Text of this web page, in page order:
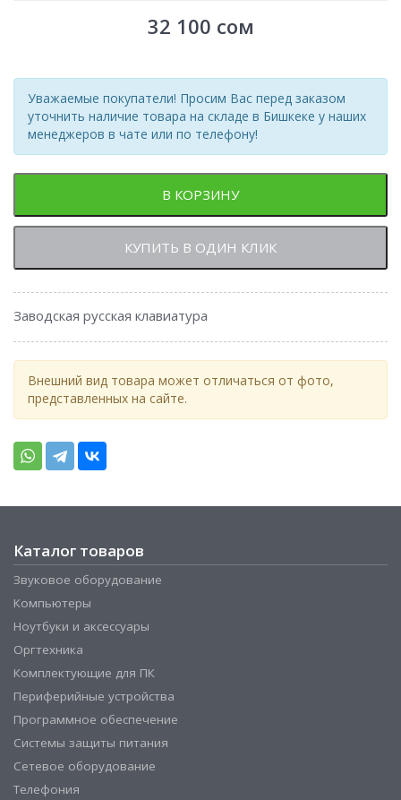
32 100 сом
Уважаемые покупатели! Просим Вас перед заказом
уточнить наличие товара на складе в Бишкеке у наших
менеджеров в чате или по телефону!
В КОРЗИНУ
КУПИТЬ В ОДИН КЛИК
Заводская русская клавиатура
Внешний вид товара может отличаться от фото,
представленных на сайте.
Каталог товаров
Звуковое оборудование
Компьютеры
Ноутбуки и аксессуары
Оргтехника
Комплектующие для ПК
Периферийные устройства
Программное обеспечение
Системы защиты питания
Сетевое оборудование
Телефония